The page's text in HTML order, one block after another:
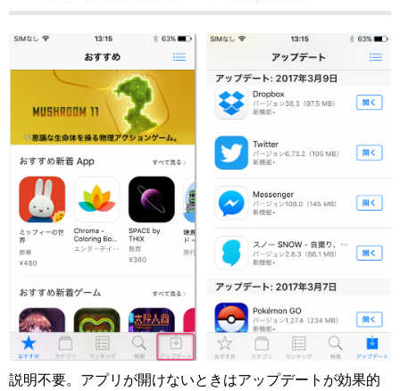
説明不要。アプリが開けないときはアップデートが効果的